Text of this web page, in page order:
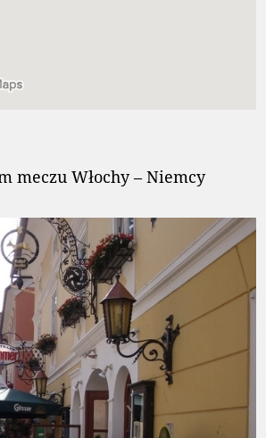
meczu Włochy – Niemcy